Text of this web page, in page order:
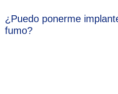
¿Puedo ponerme
fumo?